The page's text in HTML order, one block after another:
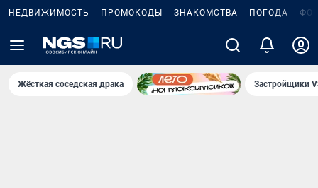
НЕДВИЖИМОСТЬ ПРОМОКОДЫ ЗНАКОМСТВА ПОГОДА
Жёсткая соседская драка Застройщики